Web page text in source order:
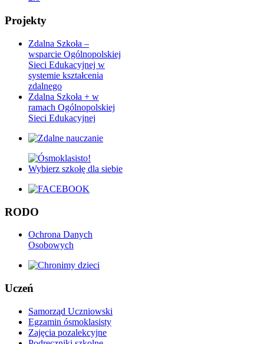
Projekty
Zdalna Szkoła –
wsparcie Ogólnopolskiej
Sieci Edukacyjnej w
systemie kształcenia
zdalnego
Zdalna Szkoła + w
ramach Ogólnopolskiej
Sieci Edukacyjnej
RODO
Ochrona Danych
Osobowych
Uczeń
Samorząd Uczniowski
Egzamin ósmoklasisty
Zajęcia pozalekcyjne